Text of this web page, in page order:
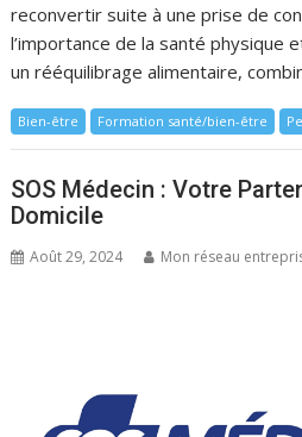
reconvertir suite à une prise de
l’importance de la santé physique
un rééquilibrage alimentaire,
Bien-être Formation santé/bien-être
SOS Médecin : Votre
Domicile
Août 29, 2024 Mon réseau